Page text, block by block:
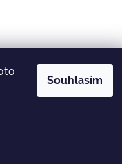
Souhlasím